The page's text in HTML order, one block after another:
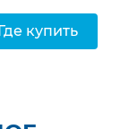
купить